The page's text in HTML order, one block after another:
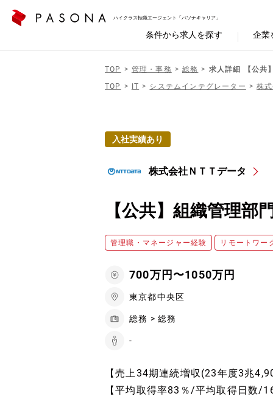
ハイクラス転職エージェント「パソナキャリア」
条件から求人を探す 企業
TOP 管理・事務 総務
求人詳細 【公共
TOP
IT システムインテグレーター 株
入社実績あり
株式会社ＮＴＴデータ
【公共】組織管理
管理職・マネージャー経験 リモートワー
700万円〜1050万円
東京都中央区
総務 > 総務
-
【売上34期連続増収(23年度3兆
【平均取得率83％/平均取得日数/